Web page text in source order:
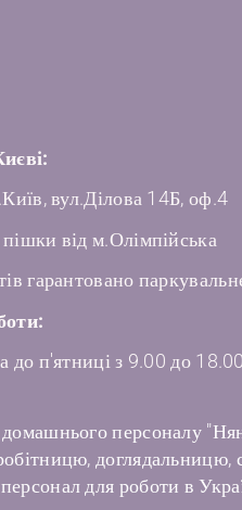
вул.Ділова 14Б, оф.4
від м.Олімпійська
гарантовано
до п'ятниці з 9.00 до 18.00
домашнього персоналу
доглядальницю,
для роботи в